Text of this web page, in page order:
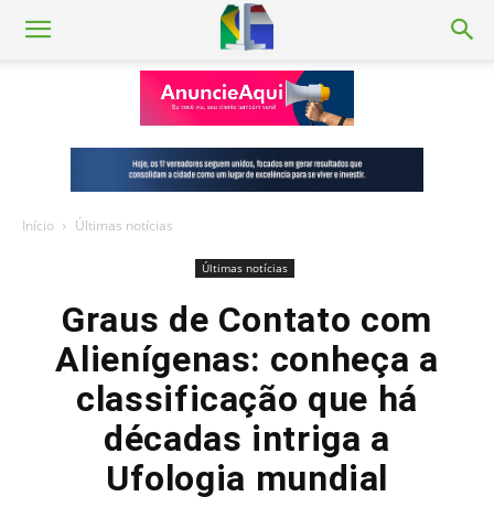
Início Últimas notícias
Últimas notícias
Graus de Contato com
Alienígenas: conheça a
classificação que há
décadas intriga a
Ufologia mundial